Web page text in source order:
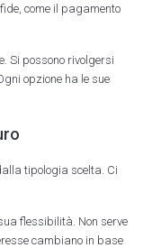
come il pagamento
Si possono rivolgersi
opzione ha le sue
tipologia scelta. Ci
flessibilità. Non serve
cambiano in base